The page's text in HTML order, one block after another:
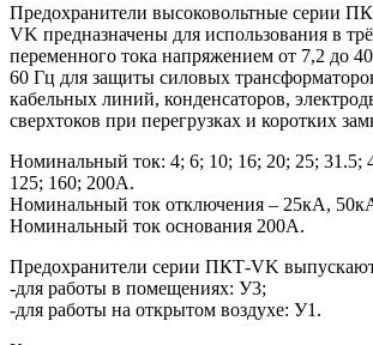
Предохранители высоковольтные серии
VK предназначены для использования в
переменного тока напряжением от 7,2 до
60 Гц для защиты силовых
кабельных линий, конденсаторов,
сверхтоков при перегрузках и коротких
Номинальный ток: 4; 6; 10; 16; 20; 25; 31.5;
125; 160; 200А.
Номинальный ток отключения – 25кА,
Номинальный ток основания 200А.
Предохранители серии ПКТ-VK
-для работы в помещениях: У3;
-для работы на открытом воздухе: У1.